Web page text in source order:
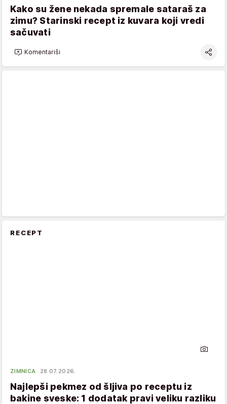
Kako su žene nekada spremale sataraš za
zimu? Starinski recept iz kuvara koji vredi
sačuvati
Komentariši
RECEPT
ZIMNICA 28.07.2026.
Najlepši pekmez od šljiva po receptu iz
bakine sveske: 1 dodatak pravi veliku razliku